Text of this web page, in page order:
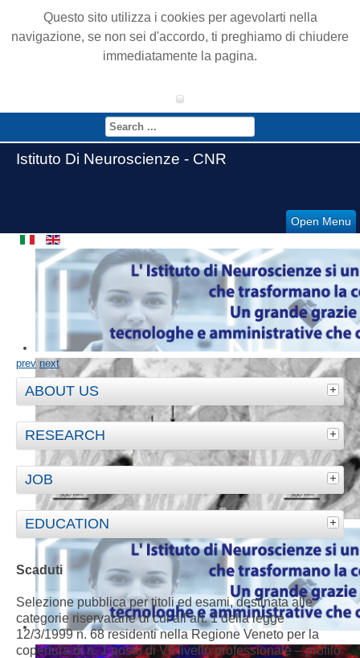
Questo sito utilizza i cookies per agevolarti nella
navigazione, se non sei d'accordo, ti preghiamo di chiudere
immediatamente la pagina.
Istituto Di Neuroscienze - CNR
Open Menu
prev next
ABOUT US
RESEARCH
JOB
EDUCATION
Scaduti
Selezione pubblica per titoli ed esami, destinata alle
categorie riservatarie di cui all’art. 1 della legge
12/3/1999 n. 68 residenti nella Regione Veneto per la
copertura di n. 1 posto di VII livello professionale – profilo